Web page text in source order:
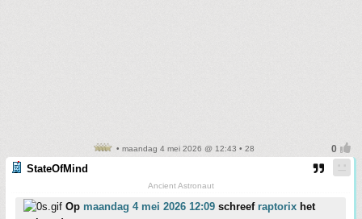
• maandag 4 mei 2026 @ 12:43 • 28
StateOfMind
Ancient Astronaut
Op maandag 4 mei 2026 12:09 schreef raptorix het